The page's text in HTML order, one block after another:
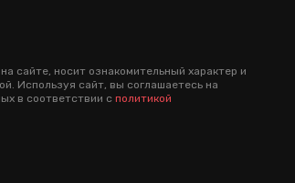
сайте, носит ознакомительный характер и
Используя сайт, вы соглашаетесь на
в соответствии с политикой